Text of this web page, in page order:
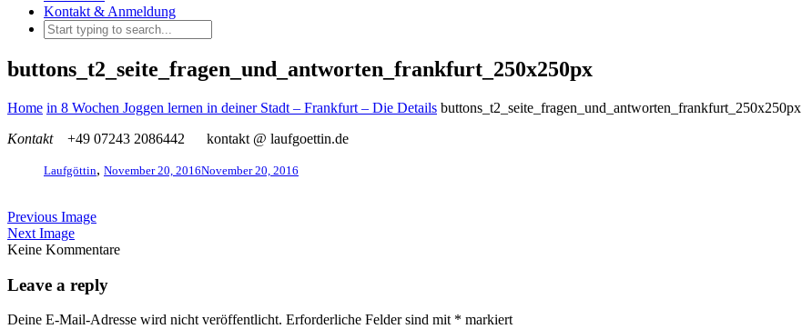
Kontakt & Anmeldung
buttons_t2_seite_fragen_und_antworten_frankfurt_250x250px
Home in 8 Wochen Joggen lernen in deiner Stadt – Frankfurt – Die Details buttons_t2_seite_fragen_und_antworten_frankfurt_250x250px
Kontakt
+49 07243 2086442 kontakt @ laufgoettin.de
Laufgöttin, November 20, 2016November 20, 2016
Previous Image
Next Image
Keine Kommentare
Leave a reply
Deine E-Mail-Adresse wird nicht veröffentlicht. Erforderliche Felder sind mit * markiert